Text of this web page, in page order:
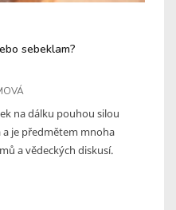
sebeklam?
na dálku pouhou silou
je předmětem mnoha
a vědeckých diskusí.